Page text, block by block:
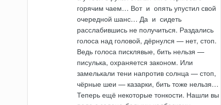
горячим чаем… Вот и опять упус­тил свой
очередной шанс… Да и сидеть
расслабившись не получиться. Раздались
голоса над головой, дёрнулся — нет, стоп.
Ведь голоса писклявые, бить нельзя —
писулька, охраняется законом. Или
замелькали тени напротив солнца — стоп,
чёрные шеи — казарки, бить тоже нельзя…
Теперь ещё некоторые тонкости. Нашли вы